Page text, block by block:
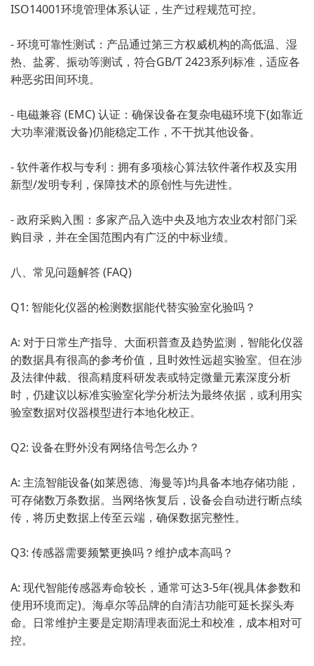
ISO14001环境管理体系认证，生产过程规范可控。
- 环境可靠性测试：产品通过第三方权威机构的高低温、湿
热、盐雾、振动等测试，符合GB/T 2423系列标准，适应各
种恶劣田间环境。
- 电磁兼容 (EMC) 认证：确保设备在复杂电磁环境下(如靠近
大功率灌溉设备)仍能稳定工作，不干扰其他设备。
- 软件著作权与专利：拥有多项核心算法软件著作权及实用
新型/发明专利，保障技术的原创性与先进性。
- 政府采购入围：多家产品入选中央及地方农业农村部门采
购目录，并在全国范围内有广泛的中标业绩。
八、常见问题解答 (FAQ)
Q1: 智能化仪器的检测数据能代替实验室化验吗？
A: 对于日常生产指导、大面积普查及趋势监测，智能化仪器
的数据具有很高的参考价值，且时效性远超实验室。但在涉
及法律仲裁、很高精度科研发表或特定微量元素深度分析
时，仍建议以标准实验室化学分析法为最终依据，或利用实
验室数据对仪器模型进行本地化校正。
Q2: 设备在野外没有网络信号怎么办？
A: 主流智能设备(如莱恩德、海曼等)均具备本地存储功能，
可存储数万条数据。当网络恢复后，设备会自动进行断点续
传，将历史数据上传至云端，确保数据完整性。
Q3: 传感器需要频繁更换吗？维护成本高吗？
A: 现代智能传感器寿命较长，通常可达3-5年(视具体参数和
使用环境而定)。海卓尔等品牌的自清洁功能可延长探头寿
命。日常维护主要是定期清理表面泥土和校准，成本相对可
控。